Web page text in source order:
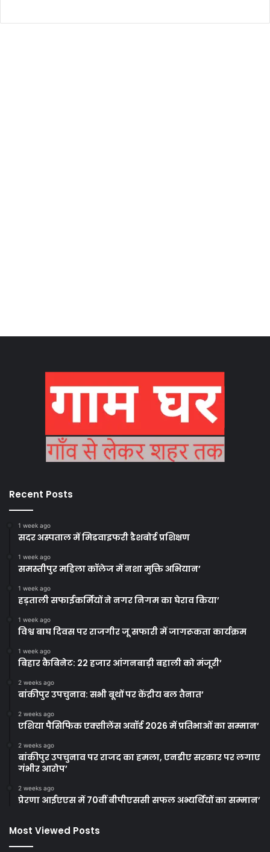
Recent Posts
1 week ago
सदर अस्पताल में मिडवाइफरी डैशबोर्ड प्रशिक्षण
1 week ago
समस्तीपुर महिला कॉलेज में नशा मुक्ति अभियान’
1 week ago
हड़ताली सफाईकर्मियों ने नगर निगम का घेराव किया’
1 week ago
विश्व बाघ दिवस पर राजगीर जू सफारी में जागरूकता कार्यक्रम
1 week ago
बिहार कैबिनेट: 22 हजार आंगनबाड़ी बहाली को मंजूरी’
2 weeks ago
बांकीपुर उपचुनाव: सभी बूथों पर केंद्रीय बल तैनात’
2 weeks ago
एशिया पैसिफिक एक्सीलेंस अवॉर्ड 2026 में प्रतिभाओं का सम्मान’
2 weeks ago
बांकीपुर उपचुनाव पर राजद का हमला, एनडीए सरकार पर लगाए
गंभीर आरोप’
2 weeks ago
प्रेरणा आईएएस में 70वीं बीपीएससी सफल अभ्यर्थियों का सम्मान’
Most Viewed Posts